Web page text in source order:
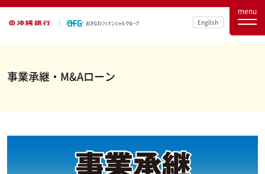
English
menu
事業承継・M&Aローン